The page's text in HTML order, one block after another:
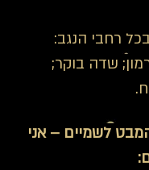
רחבי הנגב:
שדה בוקר;
לשמיים – אני